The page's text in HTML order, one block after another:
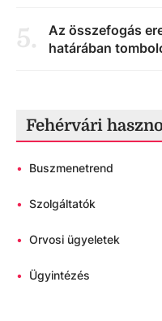
5.
Az összefogás
határában
Fehérvári
• Buszmenetrend
• Szolgáltatók
• Orvosi ügyeletek
• Ügyintézés